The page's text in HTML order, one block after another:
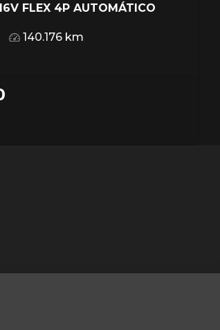
FLEX 4P AUTOMÁTICO
140.176 km